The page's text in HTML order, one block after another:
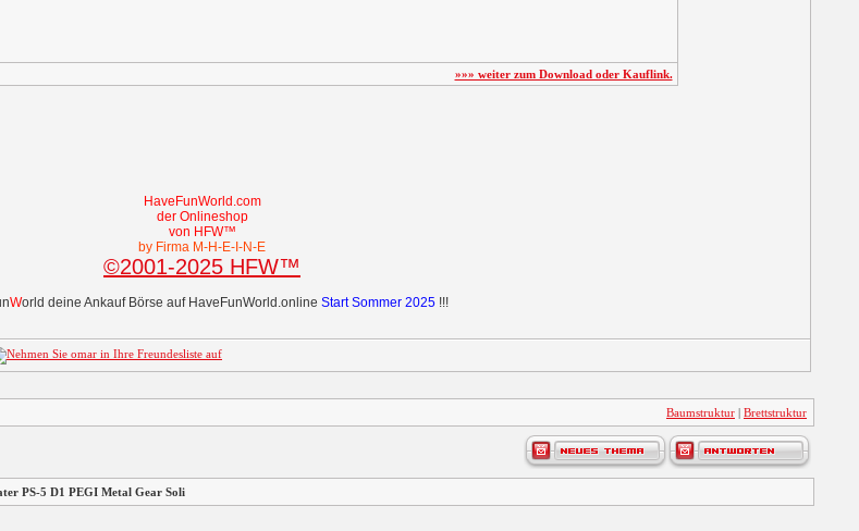
»»» weiter zum Download oder Kauflink.
HaveFunWorld.com
der Onlineshop
von HFW™
by Firma M-H-E-I-N-E
©2001-2025 HFW™
World deine Ankauf Börse auf HaveFunWorld.online Start Sommer 2025 !!!
Baumstruktur | Brettstruktur
PS-5 D1 PEGI Metal Gear Soli